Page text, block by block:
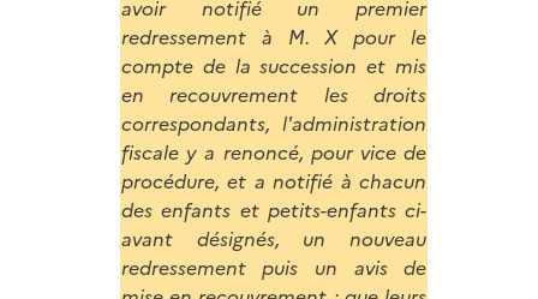
avoir notifié un premier
redressement à M. X pour le
compte de la succession et mis
en recouvrement les droits
correspondants, l'administration
fiscale y a renoncé, pour vice de
procédure, et a notifié à chacun
des enfants et petits-enfants ci-
avant désignés, un nouveau
redressement puis un avis de